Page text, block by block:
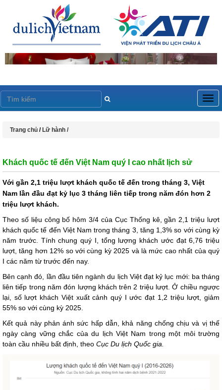
Trang chủ / Lữ hành /
Khách quốc tế đến Việt Nam quý I cao nhất lịch sử
Với gần 2,1 triệu lượt khách quốc tế đến trong tháng 3, Việt
Nam lần đầu đạt kỷ lục 3 tháng liên tiếp trong năm đón hơn 2
triệu lượt khách.
Theo số liệu công bố hôm 3/4 của Cục Thống kê, gần 2,1 triệu lượt
khách quốc tế đến Việt Nam trong tháng 3, tăng 1,3% so với cùng kỳ
năm trước. Tính chung quý I, tổng lượng khách ước đạt 6,76 triệu
lượt, tăng hơn 12% so với cùng kỳ 2025 và là mức cao nhất của quý
I các năm từ trước đến nay.
Bên cạnh đó, lần đầu tiên ngành du lịch Việt đạt kỷ lục mới: ba tháng
liên tiếp trong năm đón lượng khách trên 2 triệu lượt. Ở chiều ngược
lại, số lượt khách Việt xuất cảnh quý I ước đạt 1,2 triệu lượt, giảm
55% so với cùng kỳ 2025.
Kết quả này phản ánh sức hấp dẫn, khả năng chống chịu và vị thế
ngày càng vững chắc của du lịch Việt Nam trong một môi trường
toàn cầu nhiều bất định, theo Cục Du lịch Quốc gia.